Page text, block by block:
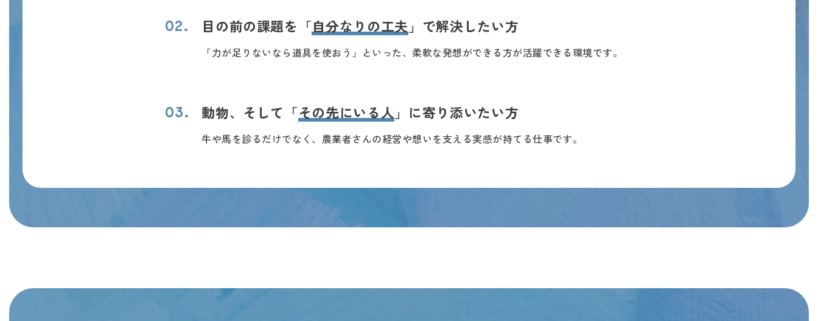
02. 目の前の課題を「自分なりの工夫 」で解決したい方
「力が足りないなら道具を使おう」といった、柔軟な発想ができる方が活躍できる環境です。
03. 動物、そして「その先にいる人 」に寄り添いたい方
牛や馬を診るだけでなく、農業者さんの経営や想いを支える実感が持てる仕事です。